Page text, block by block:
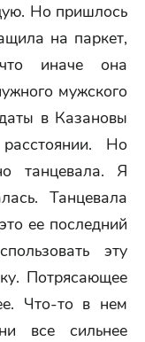
Но пришлось
на паркет,
иначе она
мужского
в Казановы
Но
танцевала. Я
Танцевала
ее последний
эту
Потрясающее
Что-то в нем
все сильнее